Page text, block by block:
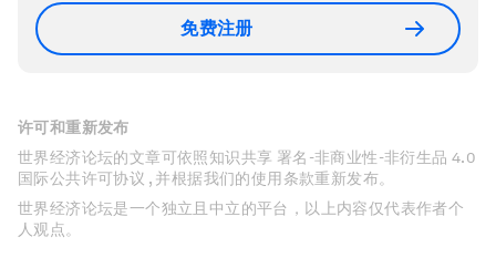
免费注册
许可和重新发布
世界经济论坛的文章可依照知识共享 署名-非商业性-非衍生品 4.0
国际公共许可协议 , 并根据我们的使用条款重新发布。
世界经济论坛是一个独立且中立的平台，以上内容仅代表作者个
人观点。